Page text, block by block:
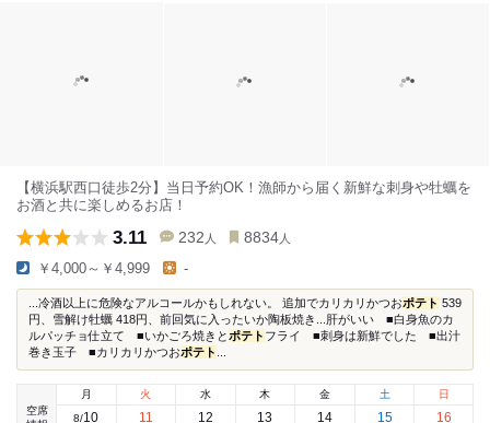
【横浜駅西口徒歩2分】当日予約OK！漁師から届く新鮮な刺身や牡蠣を
お酒と共に楽しめるお店！
3.11 232 人 8834 人
￥4,000～￥4,999 -
...冷酒以上に危険なアルコールかもしれない。 追加でカリカリかつおポテト 539
円、雪解け牡蠣 418円、前回気に入ったいか陶板焼き...肝がいい ■白身魚のカ
ルパッチョ仕立て ■いかごろ焼きと ポテト フライ ■刺身は新鮮でした ■出汁
巻き玉子 ■カリカリかつおポテト
空席
月
8/10
火
11
水
12
木
13
金
14
土
15
日
16